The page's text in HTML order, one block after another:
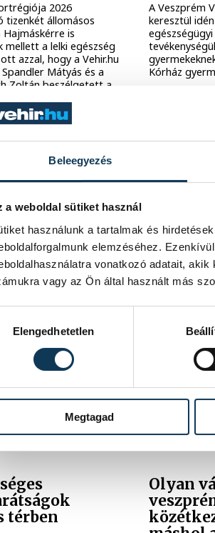
Beleegyezés
a weboldal sütiket használ
használunk a tartalmak és
elemzéséhez.
vonatkozó adatait,
vagy az Ön által használt más
kiválasztása
Elengedhetetlen
Megtagad
2026
tizenkét állomásos
is
a lelki egészség
azzal, hogy a Vehir.hu
Mátyás és a
Zoltán beszélgetett a
és a mozgás öröméről.
A Veszprém
keresztül
Kórház
gyerekeket
időről időre
jelzi, hogy valami
lankák tövében.
élő
tényleg
Ugray Adrián a magyar
építi a jövő
pedig csak az egyik
művészien és
íjjal, mint a honfoglaló
is kerültek. Őket
azt a
skanzent
érdeklődő tekintett
A veszprémi
átváltozott
Mobilitási
KreszFeszt
2025.
térben
Olyan